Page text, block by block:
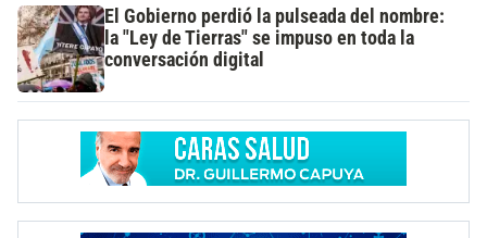
El Gobierno perdió la pulseada del nombre:
la "Ley de Tierras" se impuso en toda la
conversación digital